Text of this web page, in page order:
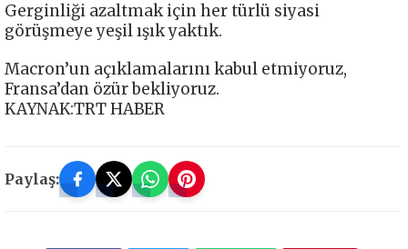
Gerginliği azaltmak için her türlü siyasi
görüşmeye yeşil ışık yaktık.
Macron’un açıklamalarını kabul etmiyoruz,
Fransa’dan özür bekliyoruz.
KAYNAK:TRT HABER
Paylaş: